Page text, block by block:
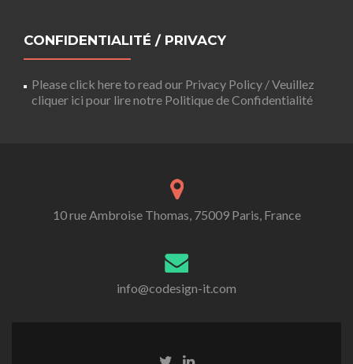
CONFIDENTIALITÉ / PRIVACY
Please click here to read our Privacy Policy / Veuillez
cliquer ici pour lire notre Politique de Confidentialité
10 rue Ambroise Thomas, 75009 Paris, France
info@codesign-it.com